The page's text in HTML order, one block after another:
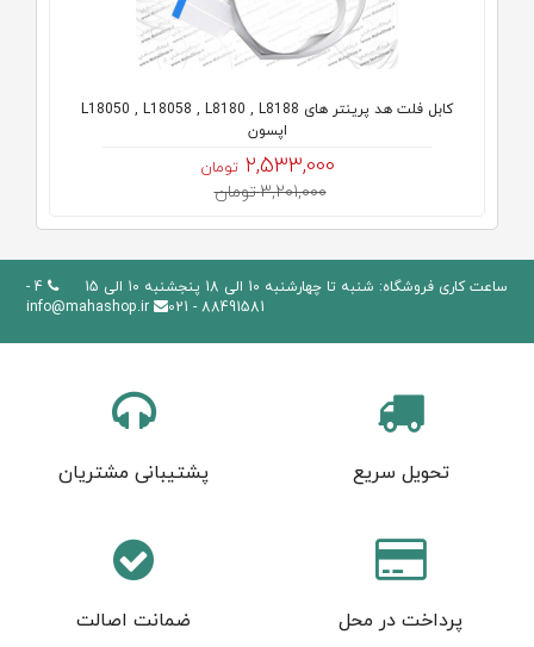
کابل فلت هد پرینتر های L18050 , L18058 , L8180 , L8188
اپسون
2,533,000 تومان
3,201,000 تومان
ساعت کاری فروشگاه: شنبه تا چهارشنبه 10 الی 18 پنجشنبه 10 الی 15
4 -
88491581 - 021
info@mahashop.ir
تحویل سریع پشتیبانی مشتریان
پرداخت در محل ضمانت اصالت